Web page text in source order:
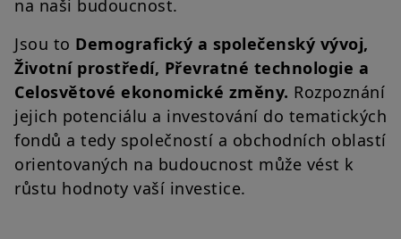
na naši budoucnost.
Jsou to Demografický a společenský vývoj,
Životní prostředí, Převratné technologie a
Celosvětové ekonomické změny. Rozpoznání
jejich potenciálu a investování do tematických
fondů a tedy společností a obchodních oblastí
orientovaných na budoucnost může vést k
růstu hodnoty vaší investice.